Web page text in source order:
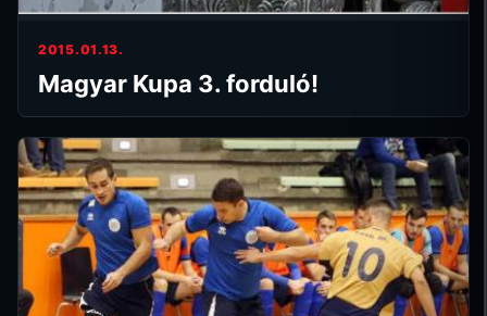
2015.01.13.
Magyar Kupa 3. forduló!